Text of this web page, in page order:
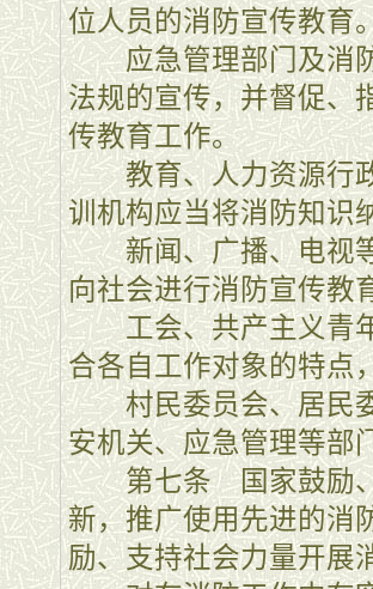
位人员的消防宣传教育
应急管理部门及消防
法规的宣传，并督促、
传教育工作。
教育、人力资源行政
训机构应当将消防知识
新闻、广播、电视等
向社会进行消防宣传教
工会、共产主义青年
合各自工作对象的特点
村民委员会、居民委
安机关、应急管理等部
第七条 国家鼓励、
新，推广使用先进的消
励、支持社会力量开展